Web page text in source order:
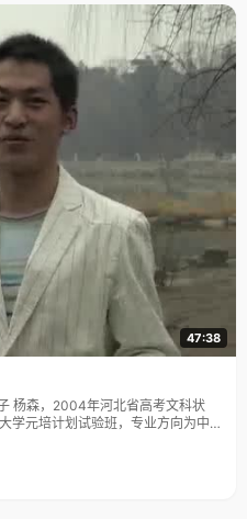
47:38
学元培计划试验班，专业方向为中
的念头。杨森不愧是中文系的才
然顺畅的流淌了出来。 和书为